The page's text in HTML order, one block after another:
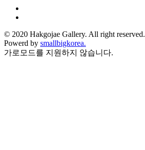
© 2020 Hakgojae Gallery. All right reserved.
Powerd by smallbigkorea.
가로모드를 지원하지 않습니다.